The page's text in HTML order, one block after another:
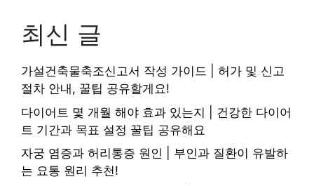
최신 글
가설건축물축조신고서 작성 가이드 | 허가 및 신고
절차 안내, 꿀팁 공유할게요!
다이어트 몇 개월 해야 효과 있는지 | 건강한 다이어
트 기간과 목표 설정 꿀팁 공유해요
자궁 염증과 허리통증 원인 | 부인과 질환이 유발하
는 요통 원리 추천!